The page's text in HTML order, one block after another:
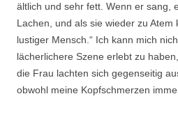
ältlich und sehr fett. Wenn er sang,
Lachen, und als sie wieder zu Atem
lustiger Mensch.“ Ich kann mich
lächerlichere Szene erlebt zu
die Frau lachten sich gegenseitig
obwohl meine Kopfschmerzen